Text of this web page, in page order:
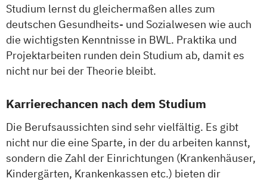
Studium lernst du gleichermaßen alles zum
deutschen Gesundheits- und Sozialwesen wie auch
die wichtigsten Kenntnisse in BWL. Praktika und
Projektarbeiten runden dein Studium ab, damit es
nicht nur bei der Theorie bleibt.
Karrierechancen nach dem Studium
Die Berufsaussichten sind sehr vielfältig. Es gibt
nicht nur die eine Sparte, in der du arbeiten kannst,
sondern die Zahl der Einrichtungen (Krankenhäuser,
Kindergärten, Krankenkassen etc.) bieten dir